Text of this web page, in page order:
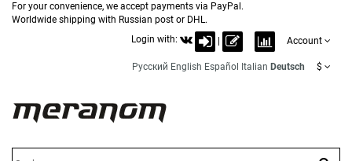
For your convenience, we accept payments via PayPal.
Worldwide shipping with Russian post or DHL.
Login with:
Account
Русский English Español Italian Deutsch $